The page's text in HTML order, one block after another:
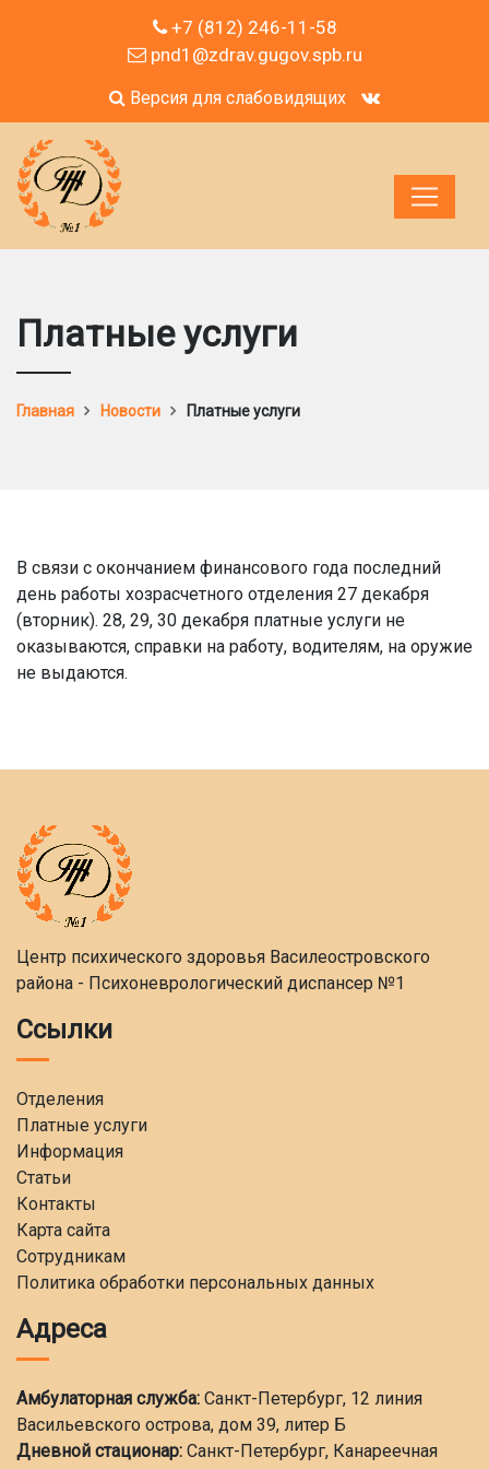
+7 (812) 246-11-58
pnd1@zdrav.gugov.spb.ru
Версия для слабовидящих
Платные услуги
Главная Новости Платные услуги
В связи с окончанием финансового года последний
день работы хозрасчетного отделения 27 декабря
(вторник). 28, 29, 30 декабря платные услуги не
оказываются, справки на работу, водителям, на оружие
не выдаются.
Центр психического здоровья Василеостровского
района - Психоневрологический диспансер №1
Ссылки
Отделения
Платные услуги
Информация
Статьи
Контакты
Карта сайта
Сотрудникам
Политика обработки персональных данных
Адреса
Амбулаторная служба: Санкт-Петербург, 12 линия
Васильевского острова, дом 39, литер Б
Дневной стационар: Санкт-Петербург, Канареечная